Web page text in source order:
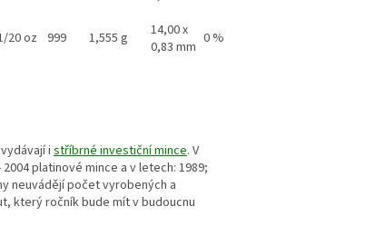
20 oz 999 1,555 g
14,00 x
0,83 mm 0 %
istříbrné investiční mince. V
2004 platinové mince a v letech: 1989;
neuvádějí počet vyrobených a
který ročník bude mít v budoucnu